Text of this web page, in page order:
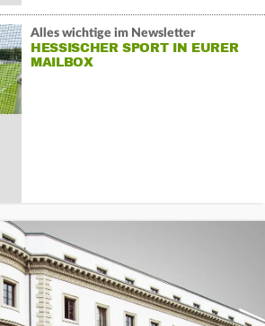
Alles wichtige im Newsletter
HESSISCHER SPORT IN EURER
MAILBOX